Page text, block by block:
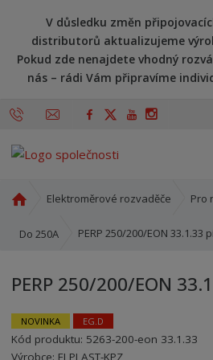
V důsledku změn
distributorů aktualizujeme
Pokud zde nenajdete vhodný
nás – rádi Vám připravíme
o
í
t
r
a
Elektroměrové rozvaděče Pro
Do 250A PERP 250/200/EON 33.1.33
PERP 250/200/EON
NOVINKA EG.D
Kód produktu: 5263-200-eon 33.1.33
Kód výrobce: 8595208626425
Kód dodavatele:8595208626425
Výrobce: ELPLAST-KPZ